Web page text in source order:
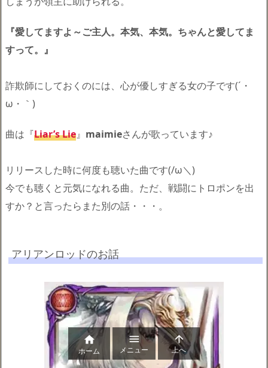
『愛してますよ～ご主人。本気、本気。ちゃんと愛してま
すって。』
詐欺師にしておくのには、心が優しすぎる女の子です(´・
ω・｀)
曲は『Liar’s Lie』 maimieさんが歌っています♪
リリースした時に何度も聴いた曲です(/ω＼)
今でも聴くと元気になれる曲。ただ、戦闘にトロポンを出
すか？と言ったらまた別の話・・・。
アリアンロッドのお話

ホーム

メニュー

上へ